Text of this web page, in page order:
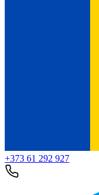
+373 61 292 927